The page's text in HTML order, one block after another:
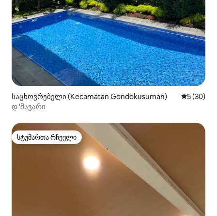
საცხოვრებელი (Kecamatan Gondokusuman) საშუალო
5 (30)
დ 'მავარი
სტუმართა რჩეული
სტუმართა რჩეული